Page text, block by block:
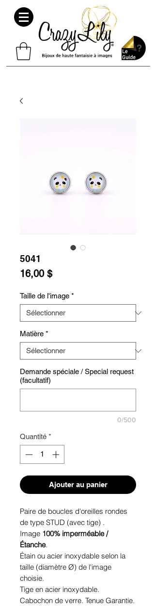
5041
16,00 $Prix
Taille de l'image *
Matière *
Demande spéciale / Special request
(facultatif)
0/500
Quantité *
Ajouter au panier
Paire de boucles d'oreilles rondes
de type STUD (avec tige) .
Image 100% imperméable /
Étanche.
Étain ou acier inoxydable selon la
taille (diamètre Ø) de l'image
choisie.
Tige en acier inoxydable.
Cabochon de verre. Tenue Garantie.